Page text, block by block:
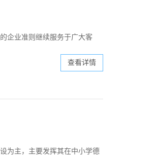
企业准则继续服务于广大客
查看详情
为主，主要发挥其在中小学德